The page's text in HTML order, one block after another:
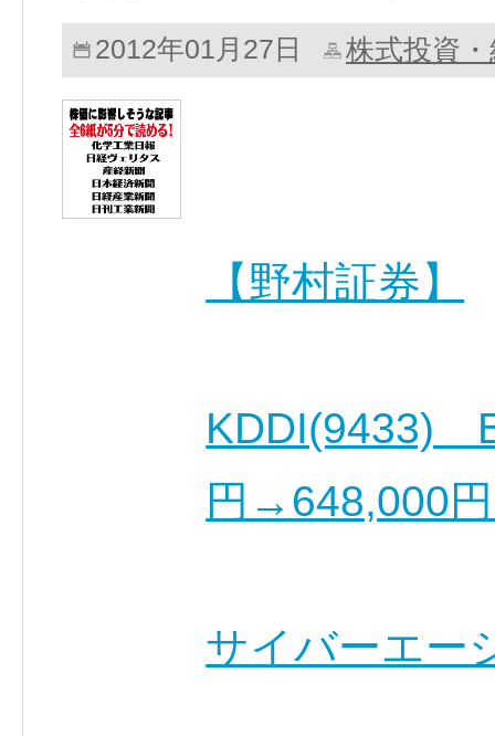
2012年01月27日 株式投資
【野村証券】
KDDI(9433)
円→648,000
サイバーエ